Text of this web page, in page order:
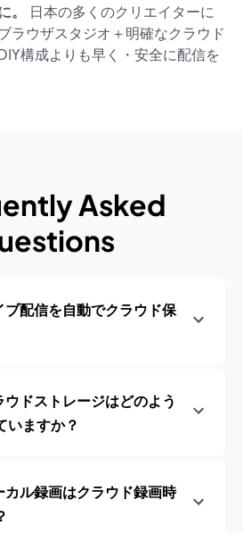
。
日本の多くのクリエイターに
ラウザスタジオ＋明確なクラウド
構成よりも早く・安全に配信を
Asked
配信を自動でクラウド保
ドストレージはどのよう
いますか？
ル録画はクラウド録画時